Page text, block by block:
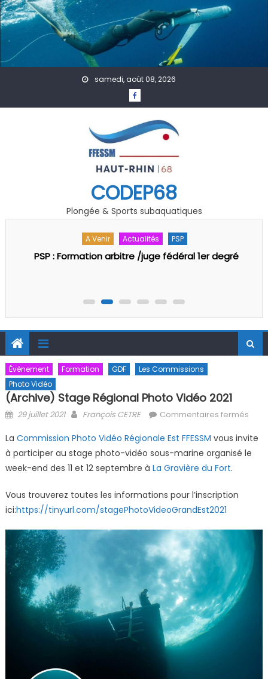
Skip to content
samedi, août 08, 2026
CODEP68
Plongée & Sports subaquatiques
A Venir Actualités PSP
Championnat Départemental PSP 68
Évènement Formation GDF
Les Commissions
Photo Vidéo
(Archive) Stage Régional Photo Vidéo 2021
Posted on
29 juillet 2021 Author
François CETRE Commentaires fermés
La Commission Photo Vidéo Régionale Est FFESSM vous invite
à participer au stage photo-vidéo sous-marine organisé le
week-end des 11 et 12 septembre à La Gravière du Fort.
Vous trouverez toutes les informations pour l’inscription
ici:https://tinyurl.com/stagePhotoVideoGrandEst2021